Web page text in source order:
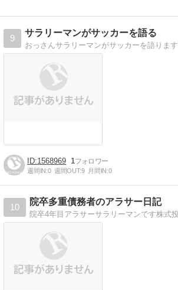
9
サラリーマンがサッカーを語る
1568969 1
週間IN:0 週間OUT:9 月間IN:0
10
院卒多重債務者のアラサー日記